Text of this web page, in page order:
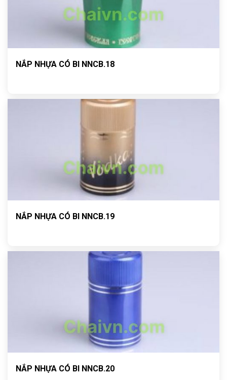
NẮP NHỰA CÓ BI NNCB.18
NẮP NHỰA CÓ BI NNCB.19
NẮP NHỰA CÓ BI NNCB.20